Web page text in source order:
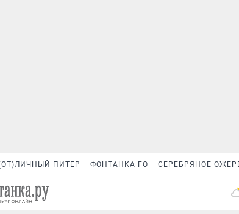
ПИТЕР ФОНТАНКА ГО СЕРЕБРЯНОЕ